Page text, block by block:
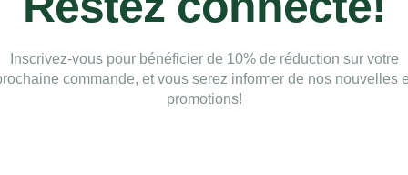
Inscrivez-vous pour bénéficier de 10% de réduction sur votre
commande, et vous serez informer de nos nouvelles
promotions!